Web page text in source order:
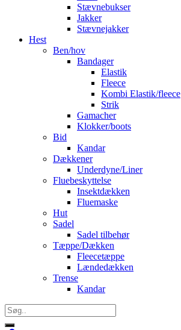
Stævnebukser
Jakker
Stævnejakker
Hest
Ben/hov
Bandager
Elastik
Fleece
Kombi Elastik/fleece
Strik
Gamacher
Klokker/boots
Bid
Kandar
Dækkener
Underdyne/Liner
Fluebeskyttelse
Insektdækken
Fluemaske
Hut
Sadel
Sadel tilbehør
Tæppe/Dækken
Fleecetæppe
Lændedækken
Trense
Kandar